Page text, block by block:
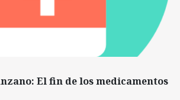
El fin de los medicamentos